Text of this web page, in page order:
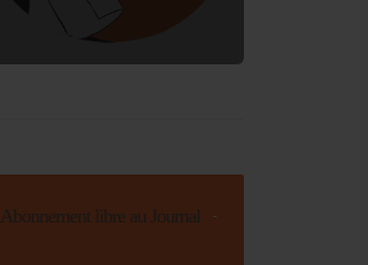
Abonnement libre au Journal